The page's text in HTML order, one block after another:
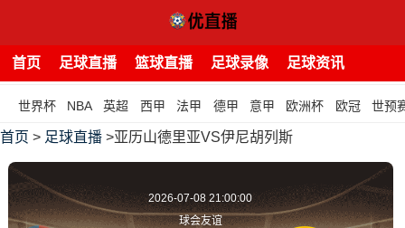
首页 足球直播 篮球直播 足球录像 足球资讯
世界杯 NBA 英超 西甲 法甲 德甲 意甲 欧洲杯 欧冠 世预
首页 > 足球直播 >亚历山德里亚VS伊尼胡列斯
2026-07-08 21:00:00
球会友谊